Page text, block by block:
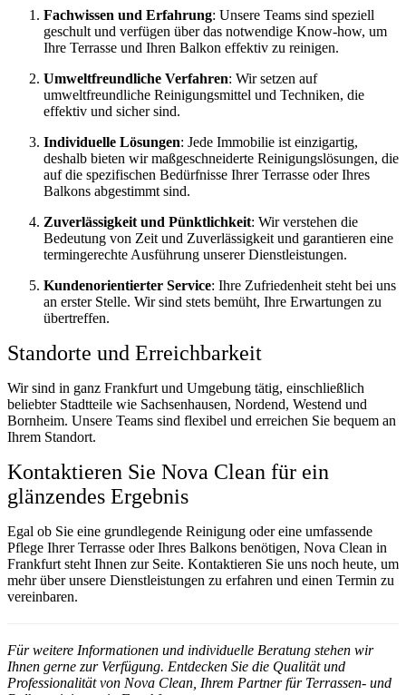
Fachwissen und Erfahrung: Unsere Teams sind speziell
geschult und verfügen über das notwendige Know-how, um
Ihre Terrasse und Ihren Balkon effektiv zu reinigen.
Umweltfreundliche Verfahren: Wir setzen auf
umweltfreundliche Reinigungsmittel und Techniken, die
effektiv und sicher sind.
Individuelle Lösungen: Jede Immobilie ist einzigartig,
deshalb bieten wir maßgeschneiderte Reinigungslösungen, die
auf die spezifischen Bedürfnisse Ihrer Terrasse oder Ihres
Balkons abgestimmt sind.
Zuverlässigkeit und Pünktlichkeit: Wir verstehen die
Bedeutung von Zeit und Zuverlässigkeit und garantieren eine
termingerechte Ausführung unserer Dienstleistungen.
Kundenorientierter Service: Ihre Zufriedenheit steht bei uns
an erster Stelle. Wir sind stets bemüht, Ihre Erwartungen zu
übertreffen.
Standorte und Erreichbarkeit
Wir sind in ganz Frankfurt und Umgebung tätig, einschließlich
beliebter Stadtteile wie Sachsenhausen, Nordend, Westend und
Bornheim. Unsere Teams sind flexibel und erreichen Sie bequem an
Ihrem Standort.
Kontaktieren Sie Nova Clean für ein
glänzendes Ergebnis
Egal ob Sie eine grundlegende Reinigung oder eine umfassende
Pflege Ihrer Terrasse oder Ihres Balkons benötigen, Nova Clean in
Frankfurt steht Ihnen zur Seite. Kontaktieren Sie uns noch heute, um
mehr über unsere Dienstleistungen zu erfahren und einen Termin zu
vereinbaren.
Für weitere Informationen und individuelle Beratung stehen wir
Ihnen gerne zur Verfügung. Entdecken Sie die Qualität und
Professionalität von Nova Clean, Ihrem Partner für Terrassen- und